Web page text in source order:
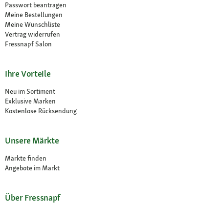
Passwort beantragen
Meine Bestellungen
Meine Wunschliste
Vertrag widerrufen
Fressnapf Salon
Ihre Vorteile
Neu im Sortiment
Exklusive Marken
Kostenlose Rücksendung
Unsere Märkte
Märkte finden
Angebote im Markt
Über Fressnapf